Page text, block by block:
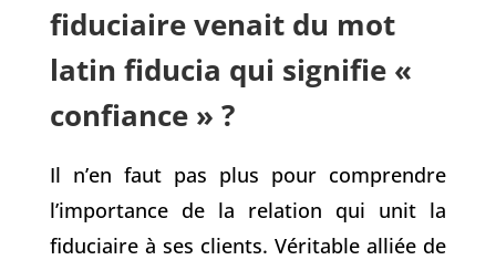
fiduciaire venait du mot
latin fiducia qui signifie «
confiance » ?
Il n’en faut pas plus pour comprendre
l’importance de la relation qui unit la
fiduciaire à ses clients. Véritable alliée de